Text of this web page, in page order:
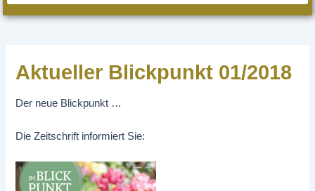
Aktueller Blickpunkt 01/2018
Der neue Blickpunkt …
Die Zeitschrift informiert Sie: